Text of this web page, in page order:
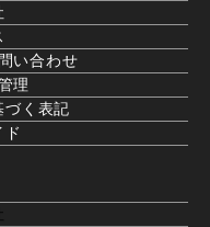
い合わせ
理
づく表記
ド